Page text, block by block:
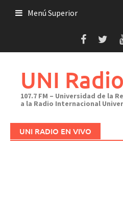
Menú Superior
UNI Radio
107.7 FM – Universidad de la
a la Radio Internacional
UNI RADIO EN VIVO